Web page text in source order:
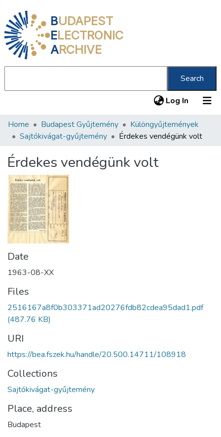
BUDAPEST
ELECTRONIC
ARCHIVE
Search
Log In (current)
Communities & Collections
Statistics
About us
Home Budapest Gyűjtemény
Különgyűjtemények
Sajtókivágat-gyűjtemény
Érdekes vendégünk volt
Érdekes vendégünk volt
Date
1963-08-XX
Files
2516167a8f0b303371ad20276fdb82cdea95dad1.pdf
(487.76 KB)
URI
https://bea.fszek.hu/handle/20.500.14711/108918
Collections
Sajtókivágat-gyűjtemény
Place, address
Budapest